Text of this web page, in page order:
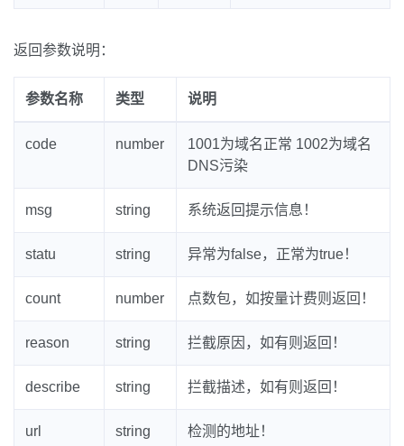
返回参数说明：
参数名称 类型 说明
code number
1001为域名正常 1002为域名
DNS污染
msg string 系统返回提示信息！
statu string 异常为false，正常为true！
count number 点数包，如按量计费则返回！
reason string 拦截原因，如有则返回！
describe string 拦截描述，如有则返回！
url string 检测的地址！